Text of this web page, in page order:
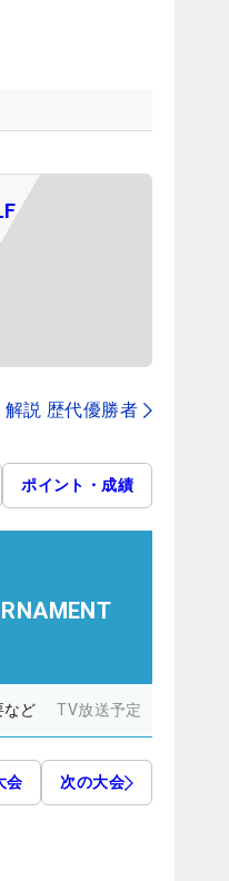
解説 歴代優勝者
ポイント・成績
など TV放送予定
会 次の大会